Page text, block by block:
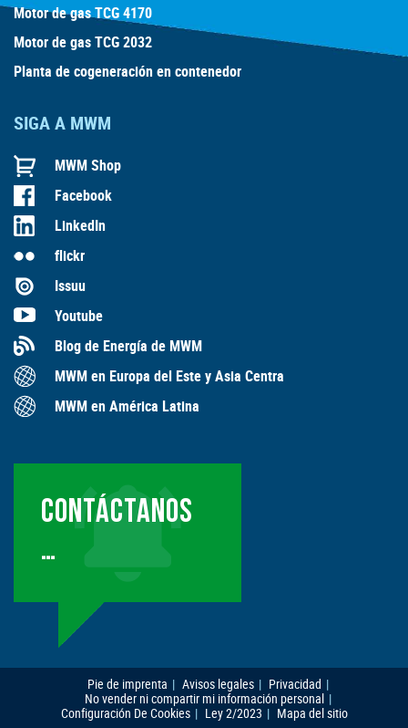
Motor de gas TCG 4170
Motor de gas TCG 2032
Planta de cogeneración en contenedor
SIGA A MWM
MWM Shop
Facebook
LinkedIn
flickr
Issuu
Youtube
Blog de Energía de MWM
MWM en Europa del Este y Asia Centra
MWM en América Latina
CONTÁCTANOS
…
Pie de imprenta Avisos legales
Privacidad
No vender ni compartir mi información personal
Configuración De Cookies
Ley 2/2023 Mapa del sitio